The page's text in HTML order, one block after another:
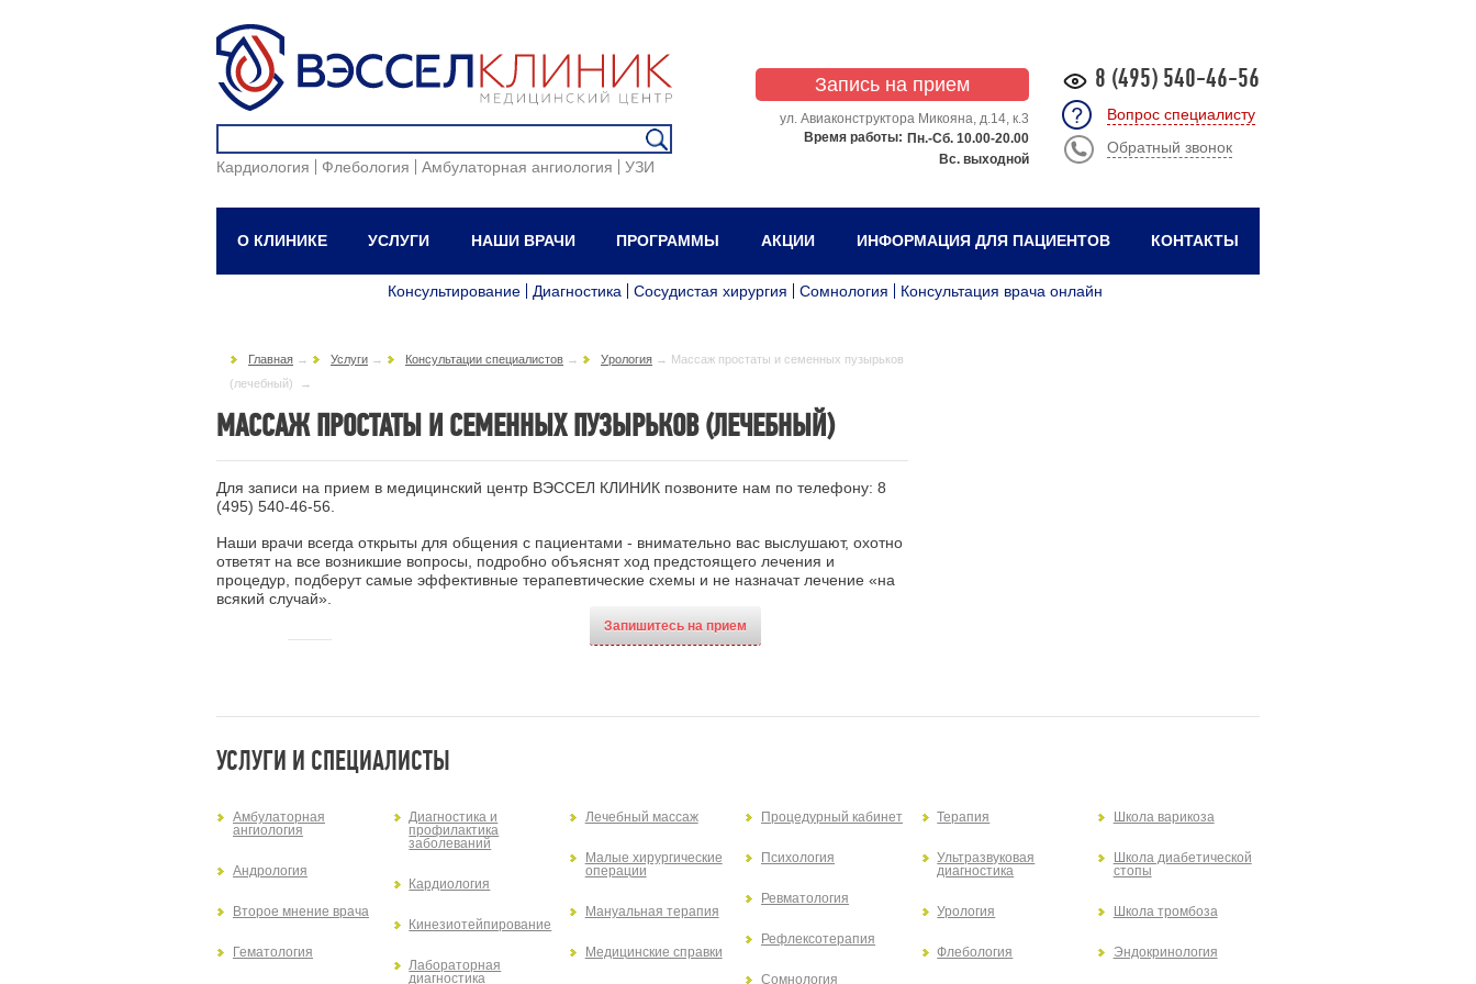
Кардиология Флебология Амбулаторная ангиология УЗИ
8 (495) 540-46-56
Вопрос специалисту
Обратный звонок
Запись на прием
ул. Авиаконструктора Микояна, д.14, к.3
Пн.-Сб. 10.00-20.00
Вс. выходной
Время работы:
О КЛИНИКЕ УСЛУГИ НАШИ ВРАЧИ ПРОГРАММЫ АКЦИИ ИНФОРМАЦИЯ ДЛЯ ПАЦИЕНТОВ КОНТАКТЫ
Консультирование Диагностика Сосудистая хирургия Сомнология Консультация врача онлайн
Главная → Услуги → Консультации специалистов → Урология → Массаж простаты и семенных пузырьков
(лечебный) →
МАССАЖ ПРОСТАТЫ И СЕМЕННЫХ ПУЗЫРЬКОВ (ЛЕЧЕБНЫЙ)
Для записи на прием в медицинский центр ВЭССЕЛ КЛИНИК позвоните нам по телефону: 8
(495) 540-46-56
Наши врачи всегда открыты для общения с пациентами - внимательно вас выслушают, охотно
ответят на все возникшие вопросы, подробно объяснят ход предстоящего лечения и
процедур, подберут самые эффективные терапевтические схемы и не назначат лечение «на
всякий случай».
Запишитесь на прием
УСЛУГИ И СПЕЦИАЛИСТЫ
Амбулаторная
ангиология
Андрология
Второе мнение врача
Гематология
Диагностика и
профилактика
заболеваний
Кардиология
Кинезиотейпирование
Лабораторная
диагностика
Лечебный массаж
Малые хирургические
операции
Мануальная терапия
Медицинские справки
Процедурный кабинет
Психология
Ревматология
Рефлексотерапия
Сомнология
Терапия
Ультразвуковая
диагностика
Урология
Флебология
Школа варикоза
Школа диабетической
стопы
Школа тромбоза
Эндокринология